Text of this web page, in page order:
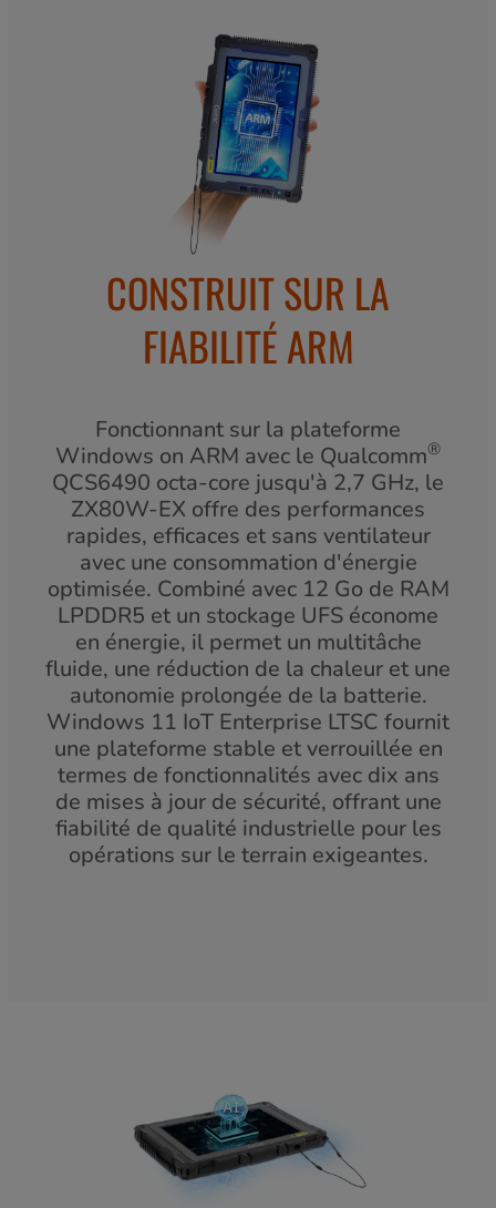
CONSTRUIT SUR LA
FIABILITÉ ARM
Fonctionnant sur la plateforme
Windows on ARM avec le Qualcomm®
QCS6490 octa-core jusqu'à 2,7 GHz, le
ZX80W-EX offre des performances
rapides, efficaces et sans ventilateur
avec une consommation d'énergie
optimisée. Combiné avec 12 Go de RAM
LPDDR5 et un stockage UFS économe
en énergie, il permet un multitâche
fluide, une réduction de la chaleur et une
autonomie prolongée de la batterie.
Windows 11 IoT Enterprise LTSC fournit
une plateforme stable et verrouillée en
termes de fonctionnalités avec dix ans
de mises à jour de sécurité, offrant une
fiabilité de qualité industrielle pour les
opérations sur le terrain exigeantes.